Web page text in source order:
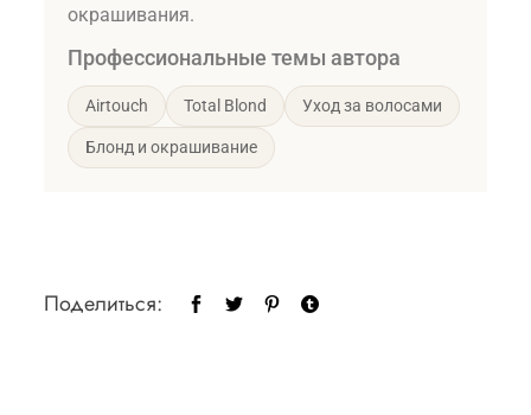
окрашивания.
Профессиональные темы автора
Airtouch Total Blond Уход за волосами
Блонд и окрашивание
Поделиться: